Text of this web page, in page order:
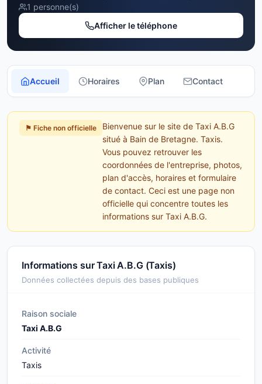
1 personne(s)
Afficher le téléphone
Accueil Horaires Plan Contact
⚑ Fiche non officielle
Bienvenue sur le site de Taxi A.B.G
situé à Bain de Bretagne. Taxis.
Vous pouvez retrouver les
coordonnées de l'entreprise, photos,
plan d'accès, horaires et formulaire
de contact. Ceci est une page non
officielle qui concentre toutes les
informations sur Taxi A.B.G.
Informations sur Taxi A.B.G (Taxis)
Données collectées depuis des bases publiques
Raison sociale
Taxi A.B.G
Activité
Taxis